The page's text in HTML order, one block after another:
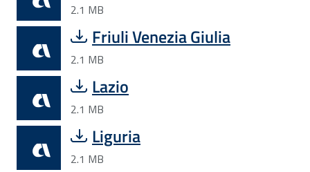
2.1 MB
Friuli Venezia Giulia
2.1 MB
Lazio
2.1 MB
Liguria
2.1 MB